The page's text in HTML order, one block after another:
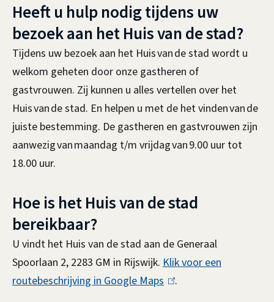
k
i
t
e
n
k
e
x
t
Heeft u hulp nodig tijdens uw
bezoek aan het Huis van de stad?
Tijdens uw bezoek aan het Huis van de stad wordt u
welkom geheten door onze gastheren of
gastvrouwen. Zij kunnen u alles vertellen over het
Huis van de stad. En helpen u met de het vinden van de
juiste bestemming. De gastheren en gastvrouwen zijn
aanwezig van maandag t/m vrijdag van 9.00 uur tot
18.00 uur.
Hoe is het Huis van de stad
bereikbaar?
U vindt het Huis van de stad aan de Generaal
Spoorlaan 2, 2283 GM in Rijswijk. Klik voor een
routebeschrijving in Google Maps
.